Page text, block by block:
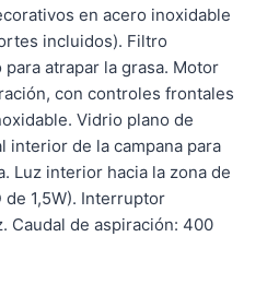
en acero inoxidable
incluidos). Filtro
atrapar la grasa. Motor
con controles frontales
Vidrio plano de
interior de la campana para
Luz interior hacia la zona de
1,5W). Interruptor
Caudal de aspiración: 400